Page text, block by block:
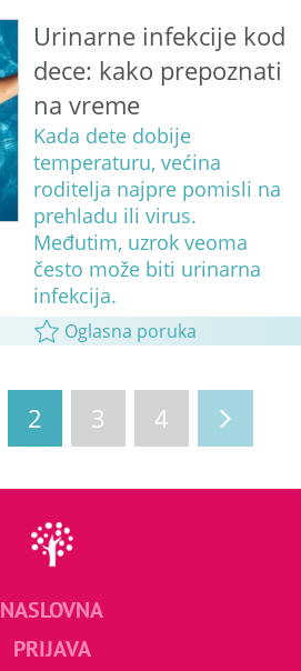
Urinarne infekcije kod
dece: kako prepoznati
na vreme
Kada dete dobije
temperaturu, većina
roditelja najpre pomisli na
prehladu ili virus.
Međutim, uzrok veoma
često može biti urinarna
infekcija.
Oglasna poruka
2 3 4
NASLOVNA
PRIJAVA